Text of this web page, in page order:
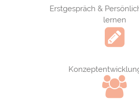
Erstgespräch &
lernen